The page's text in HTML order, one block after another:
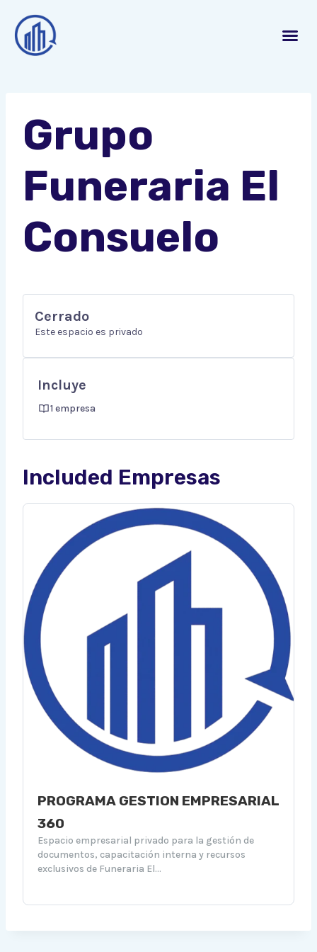
Grupo
Funeraria El
Consuelo
Included Empresas
PROGRAMA GESTION EMPRESARIAL
360
Espacio empresarial privado para la gestión de
documentos, capacitación interna y recursos
exclusivos de Funeraria El...
Cerrado
Este espacio es privado
Incluye
1 empresa